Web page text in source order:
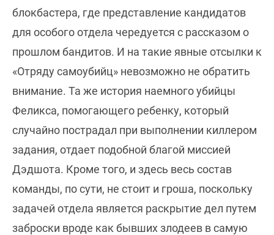
блокбастера, где представление кандидатов
для особого отдела чередуется с рассказом о
прошлом бандитов. И на такие явные отсылки к
«Отряду самоубийц» невозможно не обратить
внимание. Та же история наемного убийцы
Феликса, помогающего ребенку, который
случайно пострадал при выполнении киллером
задания, отдает подобной благой миссией
Дэдшота. Кроме того, и здесь весь состав
команды, по сути, не стоит и гроша, поскольку
задачей отдела является раскрытие дел путем
заброски вроде как бывших злодеев в самую